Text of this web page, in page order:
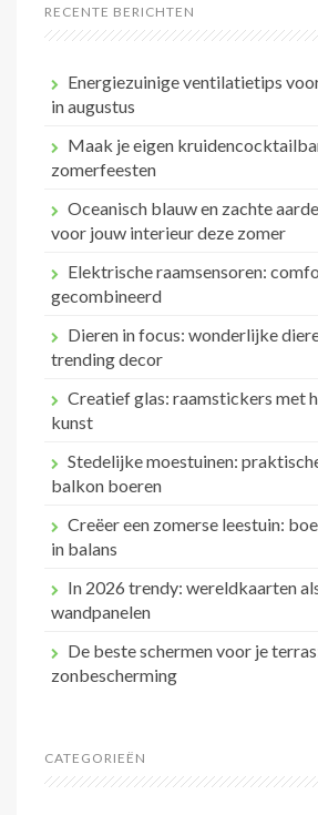
RECENTE BERICHTEN
Energiezuinige ventilatietips
in augustus
Maak je eigen
zomerfeesten
Oceanisch blauw en zachte
voor jouw interieur deze zomer
Elektrische raamsensoren:
gecombineerd
Dieren in focus: wonderlijke
trending decor
Creatief glas: raamstickers met
kunst
Stedelijke moestuinen:
balkon boeren
Creëer een zomerse leestuin:
in balans
In 2026 trendy: wereldkaarten
wandpanelen
De beste schermen voor je
zonbescherming
CATEGORIEËN